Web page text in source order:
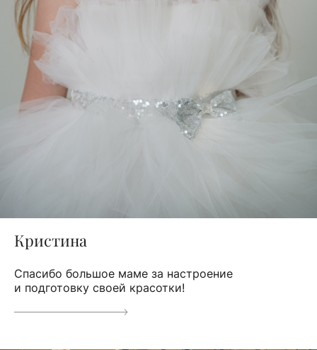
Кристина
Спасибо большое маме за настроение
и подготовку своей красотки!